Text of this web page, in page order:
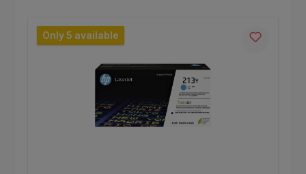
Only 5 available